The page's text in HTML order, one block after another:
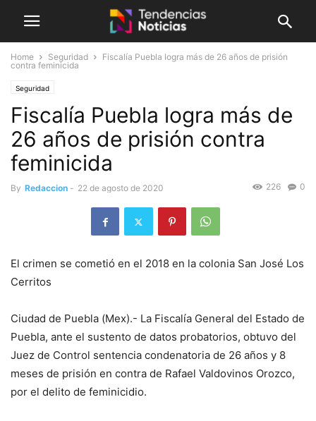
Home Seguridad
Fiscalía Puebla logra más de 26 años de prisión
contra feminicida
Seguridad
Fiscalía Puebla logra más de
26 años de prisión contra
feminicida
By Redaccion - 22 de agosto de 2020 0
226
El crimen se cometió en el 2018 en la colonia San José Los
Cerritos
Ciudad de Puebla (Mex).- La Fiscalía General del Estado de
Puebla, ante el sustento de datos probatorios, obtuvo del
Juez de Control sentencia condenatoria de 26 años y 8
meses de prisión en contra de Rafael Valdovinos Orozco,
por el delito de feminicidio.